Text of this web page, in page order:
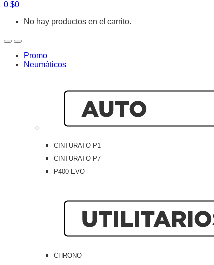
0 $0
No hay productos en el carrito.
OpenClose
Promo
Neumáticos
CINTURATO P1
CINTURATO P7
P400 EVO
CHRONO